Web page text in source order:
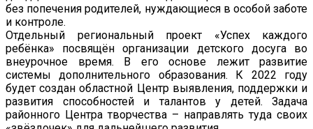
без попечения родителей, нуждающиеся в особой заботе
и контроле.
Отдельный региональный проект «Успех каждого
ребёнка» посвящён организации детского досуга во
внеурочное время. В его основе лежит развитие
системы дополнительного образования. К 2022 году
будет создан областной Центр выявления, поддержки и
развития способностей и талантов у детей. Задача
районного Центра творчества – направлять туда своих